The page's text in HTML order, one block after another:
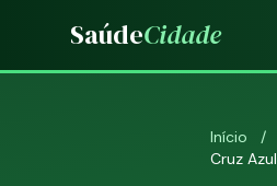
SaúdeCidade
Início /
Cruz Azul